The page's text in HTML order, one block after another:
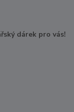
dárek pro vás!